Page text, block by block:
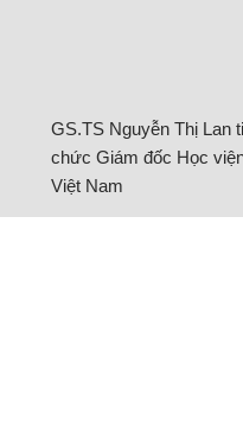
GS.TS Nguyễn Thị Lan
chức Giám đốc Học
Việt Nam